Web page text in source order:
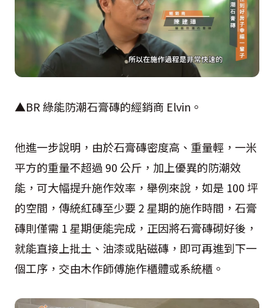
▲BR 綠能防潮石膏磚的經銷商 Elvin。
他進一步說明，由於石膏磚密度高、重量輕，一米
平方的重量不超過 90 公斤，加上優異的防潮效
能，可大幅提升施作效率，舉例來說，如是 100 坪
的空間，傳統紅磚至少要 2 星期的施作時間，石膏
磚則僅需 1 星期便能完成，正因將石膏磚砌好後，
就能直接上批土、油漆或貼磁磚，即可再進到下一
個工序，交由木作師傅施作櫃體或系統櫃。